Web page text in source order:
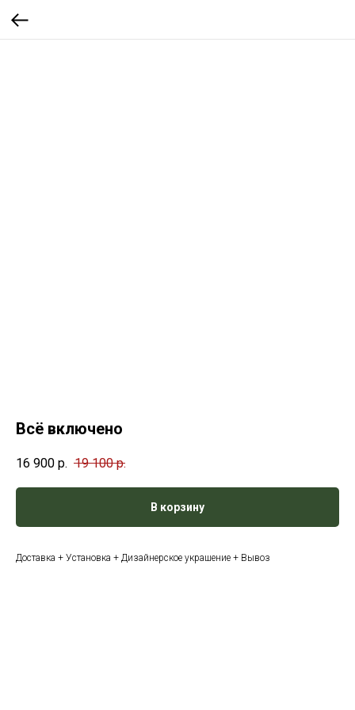
Всё включено
16 900 р. 19 100 р.
В корзину
Доставка + Установка + Дизайнерское украшение + Вывоз